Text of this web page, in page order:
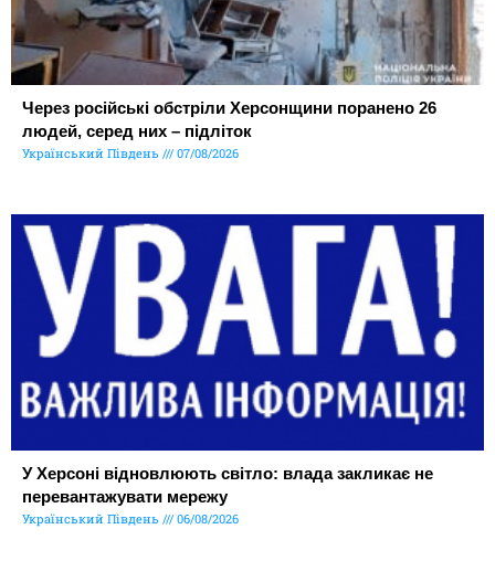
Через російські обстріли Херсонщини поранено 26
людей, серед них – підліток
Український Південь 07/08/2026
У Херсоні відновлюють світло: влада закликає не
перевантажувати мережу
Український Південь 06/08/2026